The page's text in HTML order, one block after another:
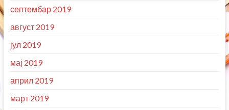
септембар 2019
август 2019
јул 2019
мај 2019
април 2019
март 2019